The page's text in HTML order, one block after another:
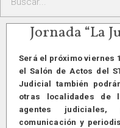
Jornada “La
Será el próximo viernes
el Salón de Actos del
Judicial también
otras localidades de
agentes judiciales,
comunicación y